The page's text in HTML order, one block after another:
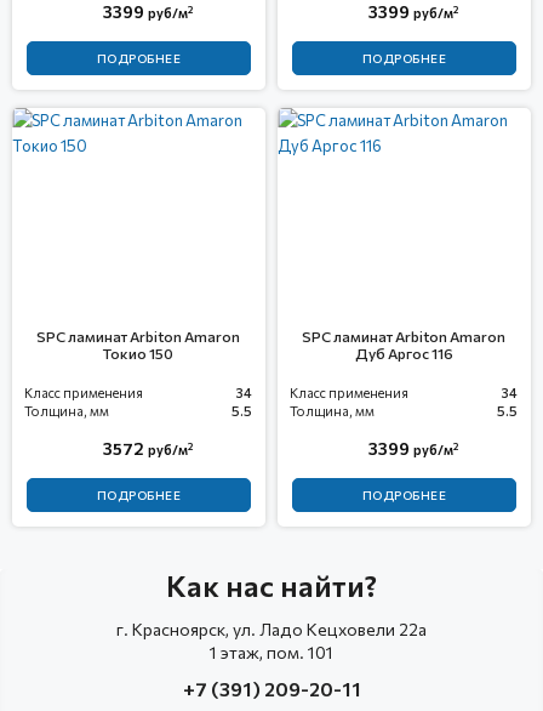
3399 руб/м2
ПОДРОБНЕЕ
3399 руб/м2
ПОДРОБНЕЕ
SPC ламинат Arbiton Amaron
Токио 150
Класс применения
34
Толщина, мм
5.5
3572 руб/м2
ПОДРОБНЕЕ
SPC ламинат Arbiton Amaron
Дуб Аргос 116
Класс применения
34
Толщина, мм
5.5
3399 руб/м2
ПОДРОБНЕЕ
Как нас найти?
г. Красноярск, ул. Ладо Кецховели 22а
1 этаж, пом. 101
+7 (391) 209-20-11